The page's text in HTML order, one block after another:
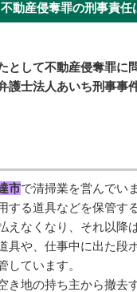
動産侵奪罪の刑事責任
として不動産侵奪罪に
護士法人あいち刑事事
市で清掃業を営んでい
する道具などを保管す
えなくなり、それ以降
具や、仕事中に出た段
しています。
き地の持ち主から撤去